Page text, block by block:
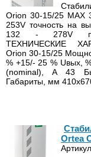
Orion 30-15/25 MAX
253V точность на
132 - 278V
ТЕХНИЧЕСКИЕ
Orion 30-15/25
% +15/- 25 % Uвых,
(nominal), А 43
Габариты, мм
Ortea